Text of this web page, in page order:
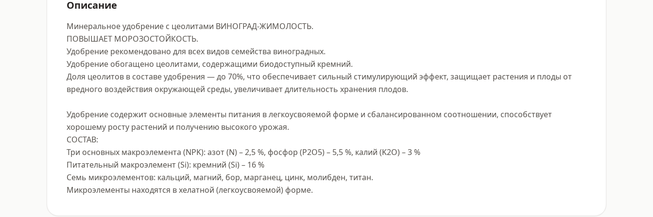
Описание
Минеральное удобрение с цеолитами ВИНОГРАД-ЖИМОЛОСТЬ.
ПОВЫШАЕТ МОРОЗОСТОЙКОСТЬ.
Удобрение рекомендовано для всех видов семейства виноградных.
Удобрение обогащено цеолитами, содержащими биодоступный кремний.
Доля цеолитов в составе удобрения — до 70%, что обеспечивает сильный стимулирующий эффект, защищает растения и плоды от
вредного воздействия окружающей среды, увеличивает длительность хранения плодов.
Удобрение содержит основные элементы питания в легкоусвояемой форме и сбалансированном соотношении, способствует
хорошему росту растений и получению высокого урожая.
СОСТАВ:
Три основных макроэлемента (NPK): азот (N) – 2,5 %, фосфор (P2O5) – 5,5 %, калий (K2O) – 3 %
Питательный макроэлемент (Si): кремний (Si) – 16 %
Семь микроэлементов: кальций, магний, бор, марганец, цинк, молибден, титан.
Микроэлементы находятся в хелатной (легкоусвояемой) форме.